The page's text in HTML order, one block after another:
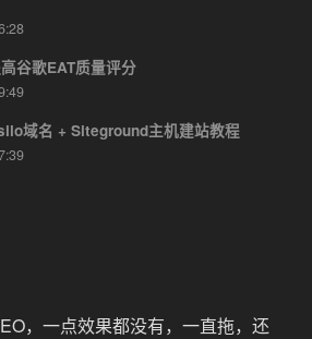
谷歌EAT质量评分
域名 + Siteground主机建站教程
，一点效果都没有，一直拖，还